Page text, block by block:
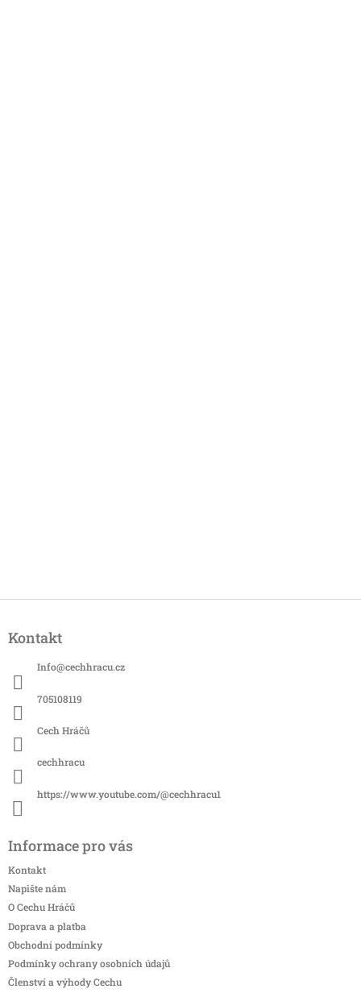
pKontakt
Info@cechhracu.cz
705108119
Cech Hráčů
cechhracu
https://www.youtube.com/@cechhracu1
Informace pro vás
Kontakt
Napište nám
O Cechu Hráčů
Doprava a platba
Obchodní podmínky
Podmínky ochrany osobních údajů
Členství a výhody Cechu